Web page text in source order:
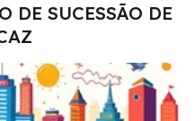
DE SUCESSÃO DE